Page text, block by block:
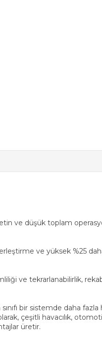
ve düşük toplam
ve yüksek %25
ve tekrarlanabilirlik,
bir sistemde daha fazla
çeşitli havacılık,
üretir.